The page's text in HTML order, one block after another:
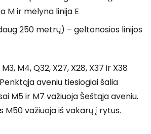
M ir mėlyna linija E
250 metrų) – geltonosios linijos
M4, Q32, X27, X28, X37 ir X38
aveniu tiesiogiai šalia
M5 ir M7 važiuoja Šeštąja aveniu.
M50 važiuoja iš vakarų į rytus.